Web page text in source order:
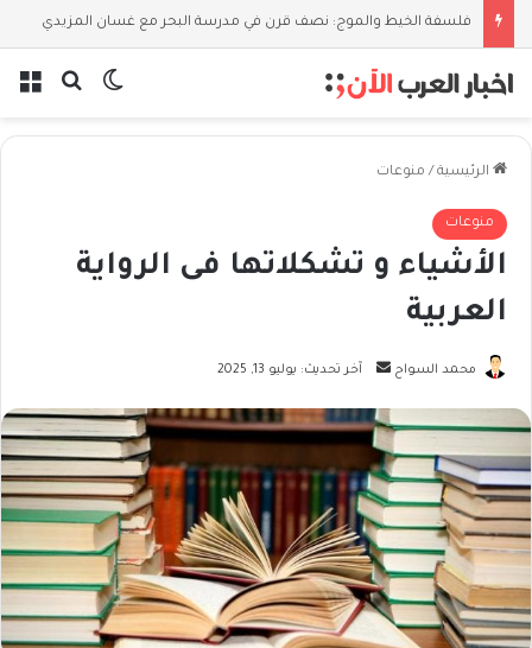
فلسفة الخيط والموج: نصف قرن في مدرسة البحر مع غسان المزيدي
بحثالوضع
الرئيسية / منوعات
منوعات
الأشياء و تشكلاتها فى الرواية
العربية
محمد السواح
أرسل
إلكترونيا
آخر تحديث: يوليو 13, 2025